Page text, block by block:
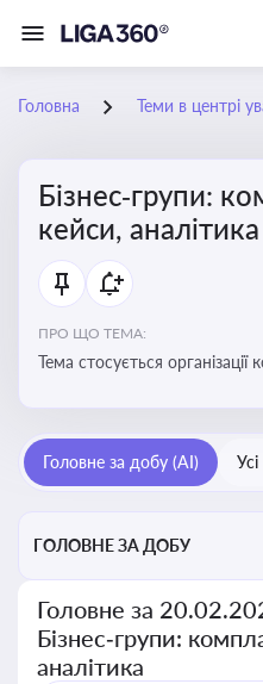
Головна Теми в центрі
Бізнес‑групи:
кейси, аналітика
ПРО ЩО ТЕМА:
Тема стосується організації
Головне за добу (AI) Усі
ГОЛОВНЕ ЗА ДОБУ
Головне за
Бізнес‑групи:
аналітика